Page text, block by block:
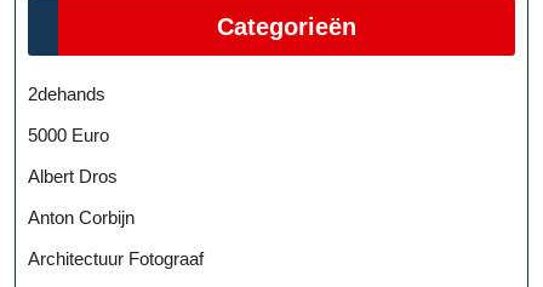
Categorieën
2dehands
5000 Euro
Albert Dros
Anton Corbijn
Architectuur Fotograaf